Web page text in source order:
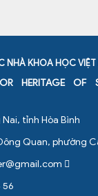
NHÀ KHOA HỌC VIỆT
HERITAGE OF
tỉnh Hòa Bình
Quan, phường
56